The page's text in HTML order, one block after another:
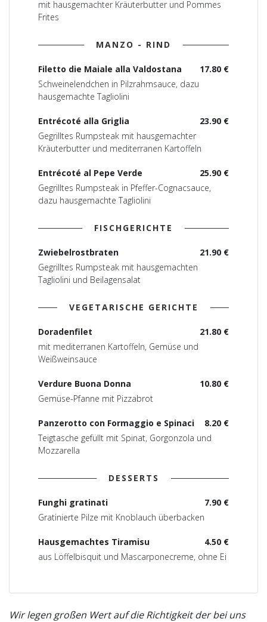
mit hausgemachter Kräuterbutter und Pommes
Frites
MANZO - RIND
17.80 €
Filetto die Maiale alla Valdostana
Schweinelendchen in Pilzrahmsauce, dazu
hausgemachte Tagliolini
23.90 €
Entrécoté alla Griglia
Gegrilltes Rumpsteak mit hausgemachter
Kräuterbutter und mediterranen Kartoffeln
25.90 €
Entrécoté al Pepe Verde
Gegrilltes Rumpsteak in Pfeffer-Cognacsauce,
dazu hausgemachte Tagliolini
FISCHGERICHTE
21.90 €
Zwiebelrostbraten
Gegrilltes Rumpsteak mit hausgemachten
Tagliolini und Beilagensalat
VEGETARISCHE GERICHTE
21.80 €
Doradenfilet
mit mediterranen Kartoffeln, Gemüse und
Weißweinsauce
10.80 €
Verdure Buona Donna
Gemüse-Pfanne mit Pizzabrot
8.20 €
Panzerotto con Formaggio e Spinaci
Teigtasche gefüllt mit Spinat, Gorgonzola und
Mozzarella
DESSERTS
7.90 €
Funghi gratinati
Gratinierte Pilze mit Knoblauch überbacken
4.50 €
Hausgemachtes Tiramisu
aus Löffelbisquit und Mascarponecreme, ohne Ei
Wir legen großen Wert auf die Richtigkeit der bei uns